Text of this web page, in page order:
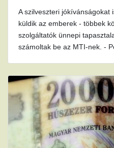
A szilveszteri jókívánságokat
küldik az emberek - többek
szolgáltatók ünnepi
számoltak be az MTI-nek. -